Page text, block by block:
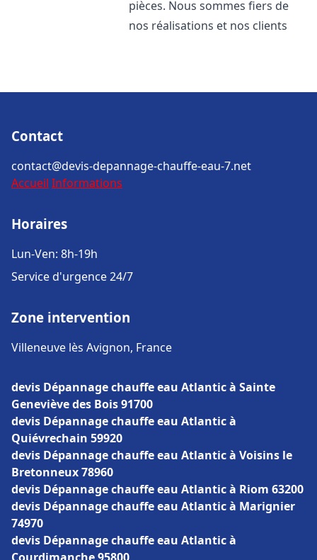
pièces. Nous sommes fiers de
nos réalisations et nos clients
Contact
contact@devis-depannage-chauffe-eau-7.net
Accueil Informations
Horaires
Lun-Ven: 8h-19h
Service d'urgence 24/7
Zone intervention
Villeneuve lès Avignon, France
devis Dépannage chauffe eau Atlantic à Sainte
Geneviève des Bois 91700
devis Dépannage chauffe eau Atlantic à
Quiévrechain 59920
devis Dépannage chauffe eau Atlantic à Voisins le
Bretonneux 78960
devis Dépannage chauffe eau Atlantic à Riom 63200
devis Dépannage chauffe eau Atlantic à Marignier
74970
devis Dépannage chauffe eau Atlantic à